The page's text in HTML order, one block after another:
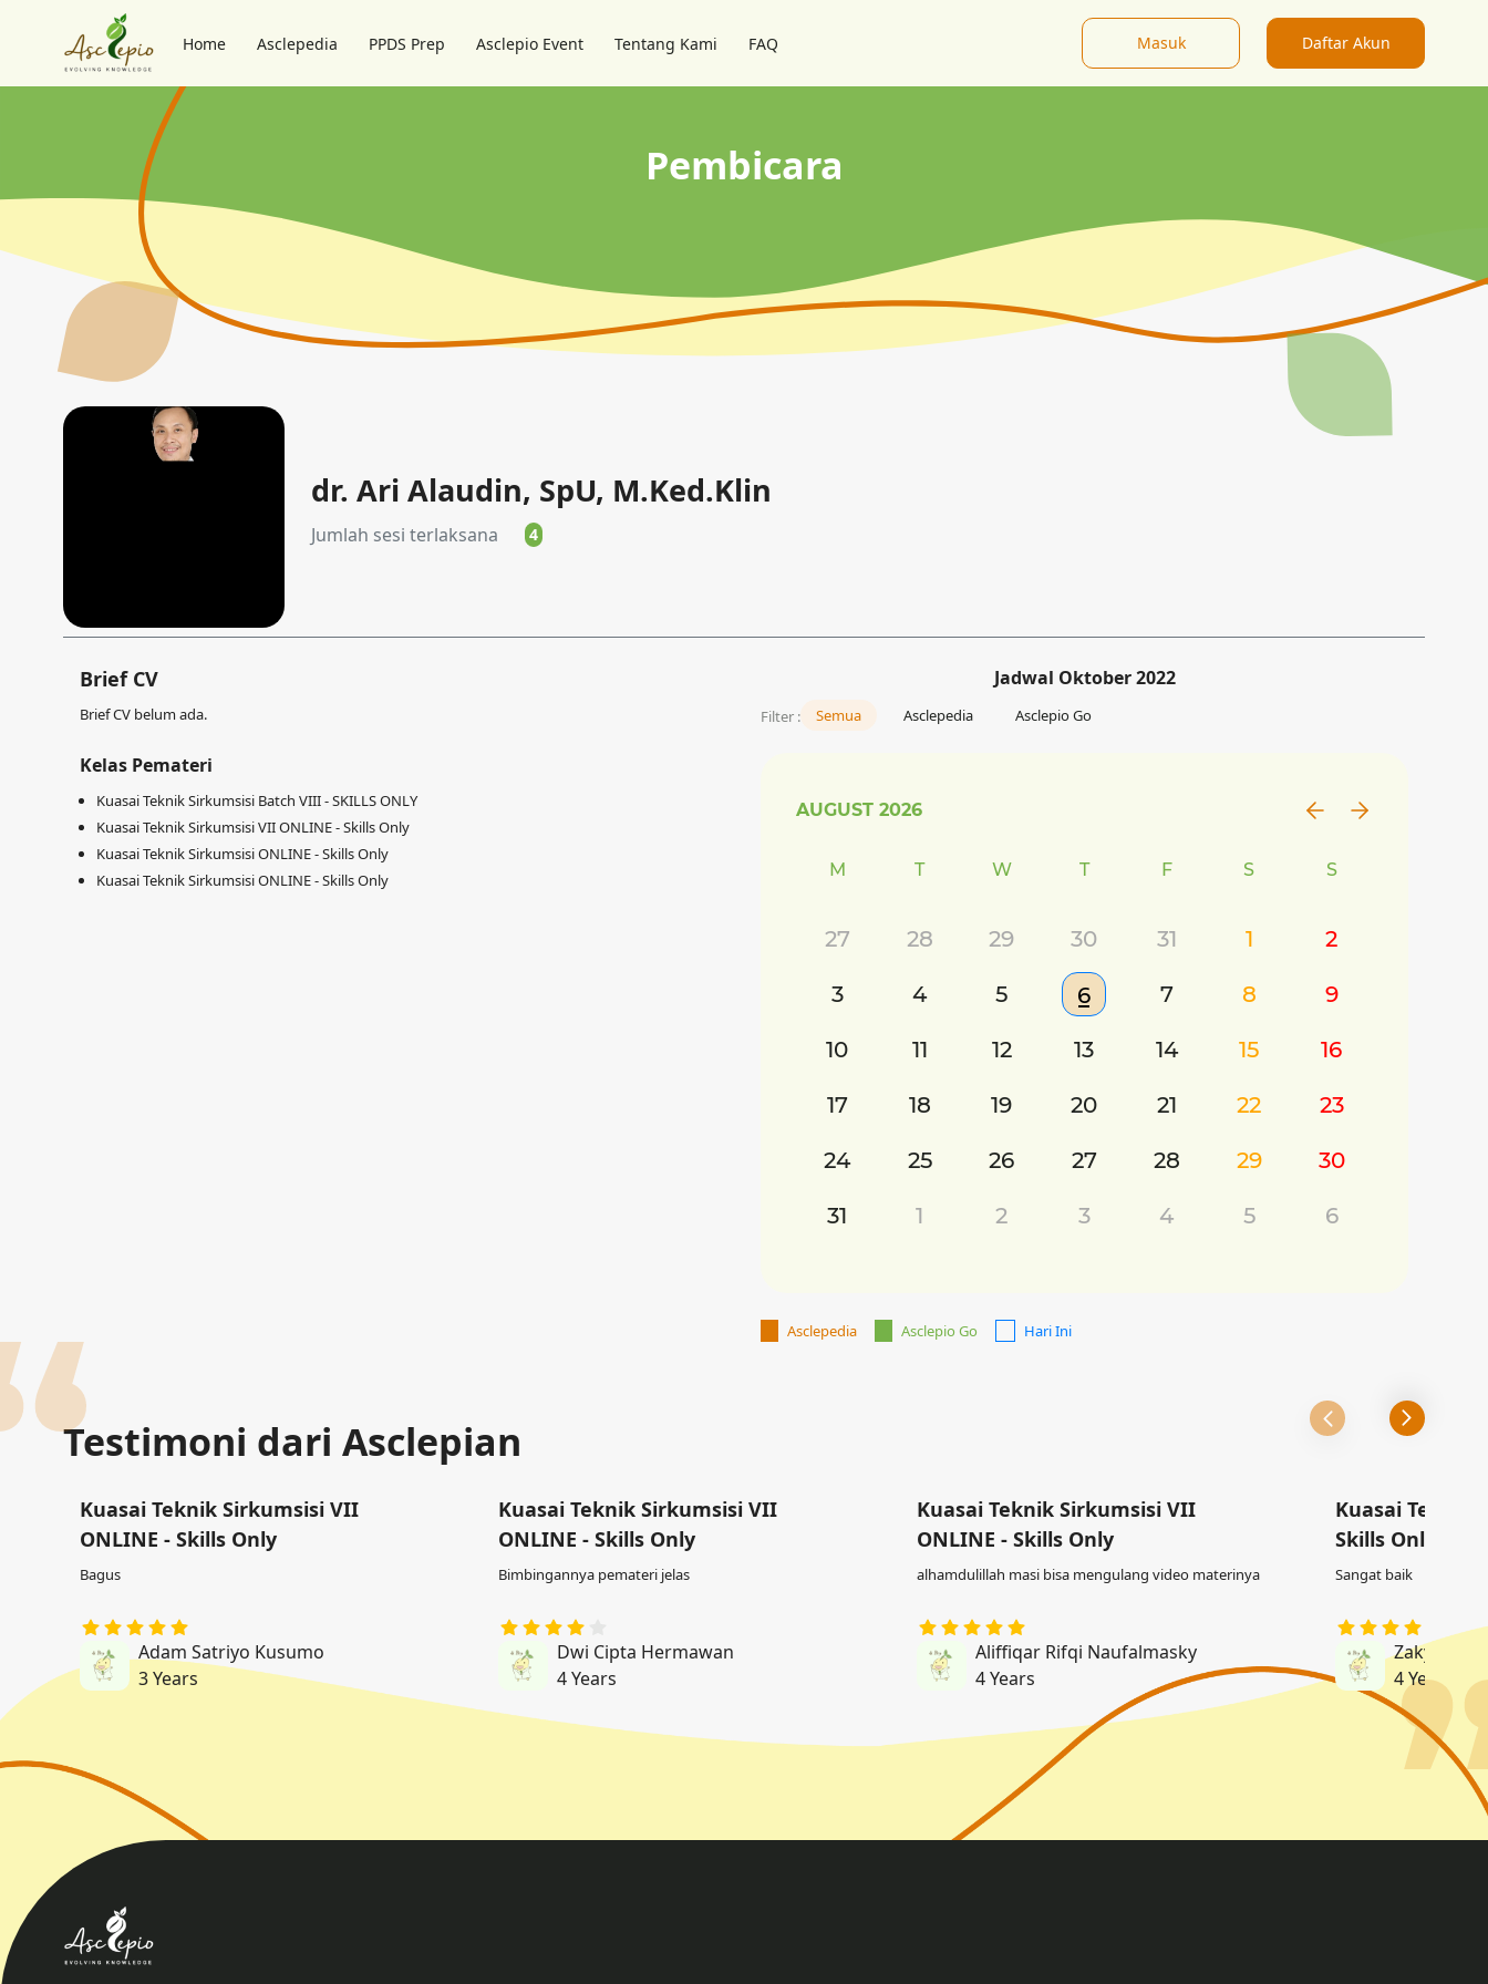
Home Asclepedia PPDS Prep Asclepio Event Tentang Kami FAQ Masuk Daftar Akun
Pembicara
dr. Ari Alaudin, SpU, M.Ked.Klin
Jumlah sesi terlaksana 4
Brief CV
Brief CV belum ada.
Kelas Pemateri
Kuasai Teknik Sirkumsisi Batch VIII - SKILLS ONLY
Kuasai Teknik Sirkumsisi VII ONLINE - Skills Only
Kuasai Teknik Sirkumsisi ONLINE - Skills Only
Kuasai Teknik Sirkumsisi ONLINE - Skills Only
Jadwal Oktober 2022
AUGUST 2026
M T W T F S S
27 28 29 30 31 1 2
3 4 5 6 7 8 9
10 11 12 13 14 15 16
17 18 19 20 21 22 23
24 25 26 27 28 29 30
31 1 2 3 4 5 6
Asclepedia Asclepio Go Hari Ini
Filter : Semua Asclepedia Asclepio Go
Testimoni dari Asclepian
Kuasai Teknik Sirkumsisi VII
ONLINE - Skills Only
Bagus
Adam Satriyo Kusumo
3 Years
Kuasai Teknik Sirkumsisi VII
ONLINE - Skills Only
Bimbingannya pemateri jelas
Dwi Cipta Hermawan
4 Years
Kuasai Teknik Sirkumsisi VII
ONLINE - Skills Only
alhamdulillah masi bisa mengulang video materinya
Aliffiqar Rifqi Naufalmasky
4 Years
Kuasai Teknik
Skills Only
Sangat baik
Zaky
4 Years